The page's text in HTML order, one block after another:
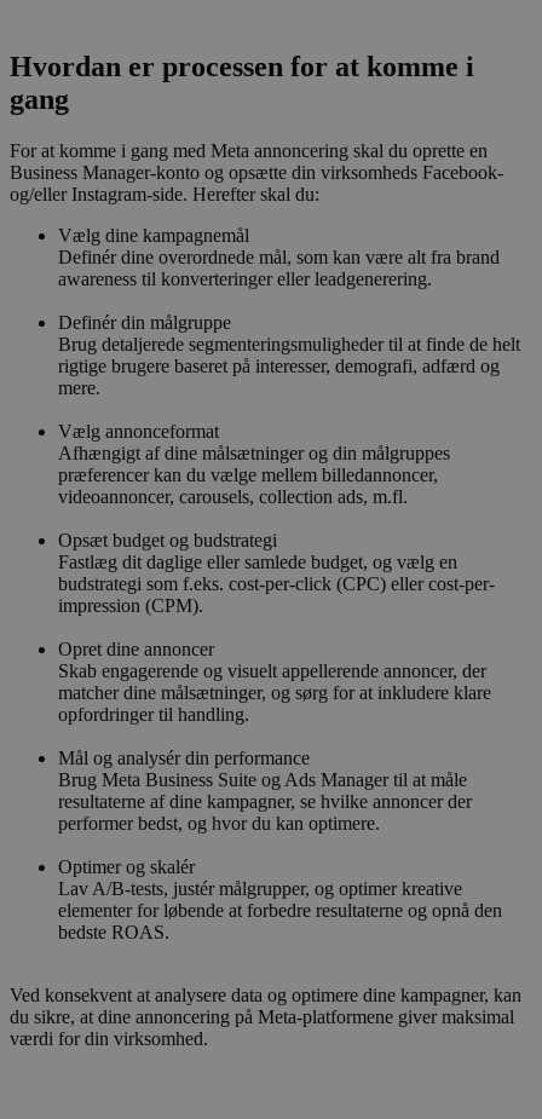
Hvordan er processen for at komme i
gang
For at komme i gang med Meta annoncering skal du oprette en
Business Manager-konto og opsætte din virksomheds Facebook-
og/eller Instagram-side. Herefter skal du:
Vælg dine kampagnemål
Definér dine overordnede mål, som kan være alt fra brand
awareness til konverteringer eller leadgenerering.
Definér din målgruppe
Brug detaljerede segmenteringsmuligheder til at finde de helt
rigtige brugere baseret på interesser, demografi, adfærd og
mere.
Vælg annonceformat
Afhængigt af dine målsætninger og din målgruppes
præferencer kan du vælge mellem billedannoncer,
videoannoncer, carousels, collection ads, m.fl.
Opsæt budget og budstrategi
Fastlæg dit daglige eller samlede budget, og vælg en
budstrategi som f.eks. cost-per-click (CPC) eller cost-per-
impression (CPM).
Opret dine annoncer
Skab engagerende og visuelt appellerende annoncer, der
matcher dine målsætninger, og sørg for at inkludere klare
opfordringer til handling.
Mål og analysér din performance
Brug Meta Business Suite og Ads Manager til at måle
resultaterne af dine kampagner, se hvilke annoncer der
performer bedst, og hvor du kan optimere.
Optimer og skalér
Lav A/B-tests, justér målgrupper, og optimer kreative
elementer for løbende at forbedre resultaterne og opnå den
bedste ROAS.
Ved konsekvent at analysere data og optimere dine kampagner, kan
du sikre, at dine annoncering på Meta-platformene giver maksimal
værdi for din virksomhed.